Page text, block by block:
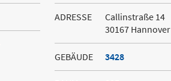
ADRESSE
Callinstraße 14
30167 Hannover
GEBÄUDE 3428